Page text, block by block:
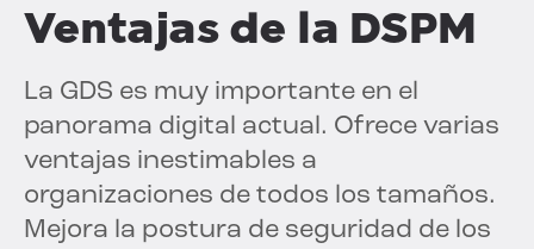
Ventajas de la DSPM
La GDS es muy importante en el
panorama digital actual. Ofrece varias
ventajas inestimables a
organizaciones de todos los tamaños.
Mejora la postura de seguridad de los